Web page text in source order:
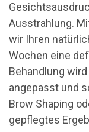
Ausstrahlung.
wir Ihren
Wochen eine
Behandlung
angepasst und
Brow Shaping
gepflegtes